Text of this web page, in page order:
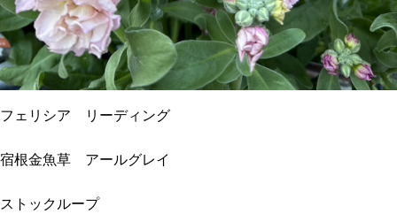
フェリシア リーディング
宿根金魚草 アールグレイ
ストックループ